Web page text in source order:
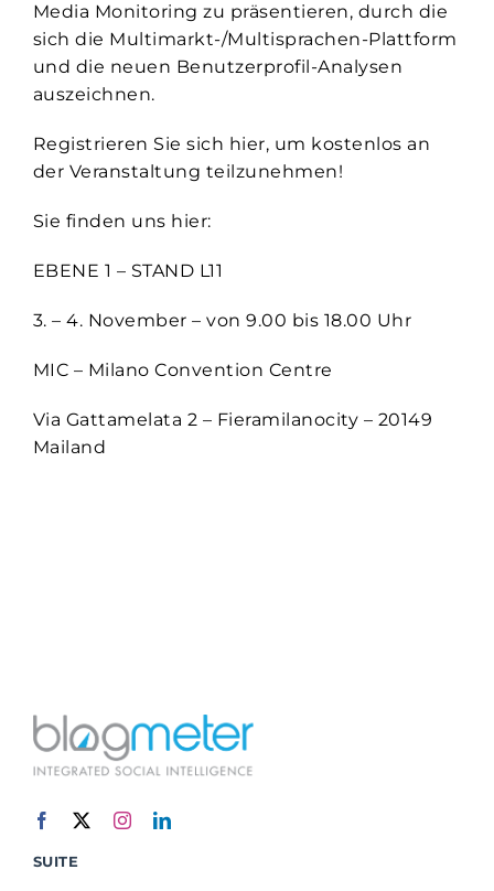
Media Monitoring zu präsentieren, durch die
sich die Multimarkt-/Multisprachen-Plattform
und die neuen Benutzerprofil-Analysen
auszeichnen.
Registrieren Sie sich hier, um kostenlos an
der Veranstaltung teilzunehmen!
Sie finden uns hier:
EBENE 1 – STAND L11
3. – 4. November – von 9.00 bis 18.00 Uhr
MIC – Milano Convention Centre
Via Gattamelata 2 – Fieramilanocity – 20149
Mailand
SUITE